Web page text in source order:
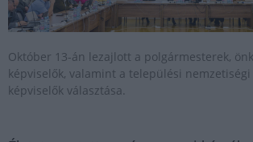
Október 13-án lezajlott a polgármesterek,
képviselők, valamint a települési
képviselők választása.